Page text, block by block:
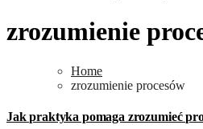
zrozumienie
Home
zrozumienie procesów
Jak praktyka pomaga zrozumieć